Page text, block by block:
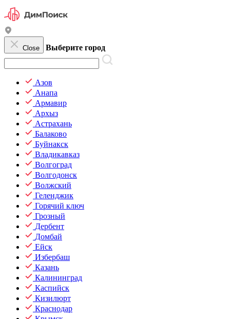
Close Выберите город
Азов
Анапа
Армавир
Архыз
Астрахань
Балаково
Буйнакск
Владикавказ
Волгоград
Волгодонск
Волжский
Геленджик
Горячий ключ
Грозный
Дербент
Домбай
Ейск
Избербаш
Казань
Калининград
Каспийск
Кизилюрт
Краснодар